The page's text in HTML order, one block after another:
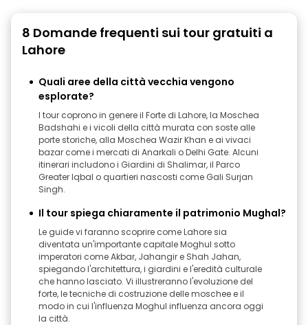
8 Domande frequenti sui tour gratuiti a
Lahore
Quali aree della città vecchia vengono
esplorate?
I tour coprono in genere il Forte di Lahore, la Moschea
Badshahi e i vicoli della città murata con soste alle
porte storiche, alla Moschea Wazir Khan e ai vivaci
bazar come i mercati di Anarkali o Delhi Gate. Alcuni
itinerari includono i Giardini di Shalimar, il Parco
Greater Iqbal o quartieri nascosti come Gali Surjan
Singh.
Il tour spiega chiaramente il patrimonio Mughal?
Le guide vi faranno scoprire come Lahore sia
diventata un'importante capitale Moghul sotto
imperatori come Akbar, Jahangir e Shah Jahan,
spiegando l'architettura, i giardini e l'eredità culturale
che hanno lasciato. Vi illustreranno l'evoluzione del
forte, le tecniche di costruzione delle moschee e il
modo in cui l'influenza Moghul influenza ancora oggi
la città.